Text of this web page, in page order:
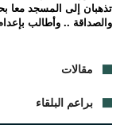
تذهبان إلى المسجد معا
والصداقة .. وأطالب
مقالات
براعم البلقاء